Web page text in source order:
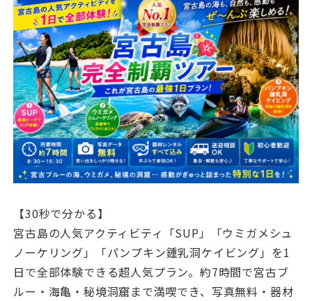
【30秒で分かる】
宮古島の人気アクティビティ「SUP」「ウミガメシュ
ノーケリング」「パンプキン鍾乳洞ケイビング」を1
日で全部体験できる超人気プラン。約7時間で宮古ブ
ルー・海亀・秘境洞窟まで満喫でき、写真無料・器材